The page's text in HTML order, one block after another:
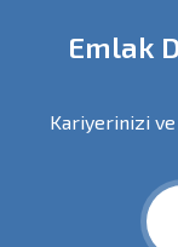
Emlak
Kariyerinizi